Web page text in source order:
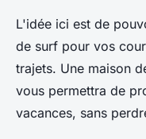
L'idée ici est de
de surf pour vos
trajets. Une maison
vous permettra de
vacances, sans